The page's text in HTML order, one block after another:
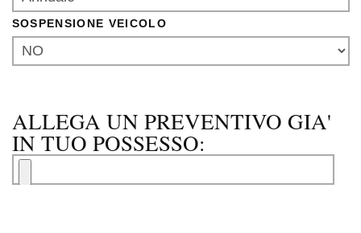
SOSPENSIONE VEICOLO
ALLEGA UN PREVENTIVO GIA'
IN TUO POSSESSO: